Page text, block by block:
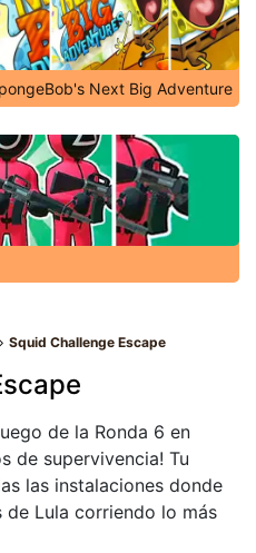
Next Big Adventure
Squid Challenge Escape
de la Ronda 6 en
de supervivencia! Tu
las instalaciones donde
de Lula corriendo lo más